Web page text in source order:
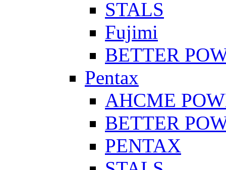
STALS
Fujimi
BETTER
Pentax
AHCME
BETTER
PENTAX